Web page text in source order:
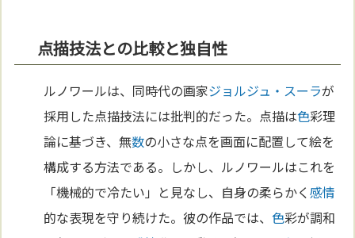
点描技法との比較と独自性
ルノワールは、同時代の画家ジョルジュ・スーラが
採用した点描技法には批判的だった。点描は色彩理
論に基づき、無数の小さな点を画面に配置して絵を
構成する方法である。しかし、ルノワールはこれを
「機械的で冷たい」と見なし、自身の柔らかく感情
的な表現を守り続けた。彼の作品では、色彩が調和